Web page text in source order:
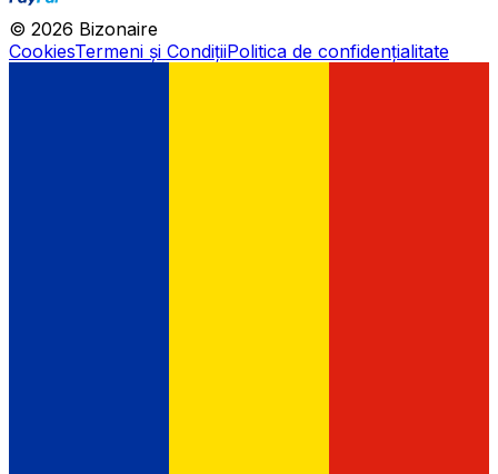
© 2026 Bizonaire
CookiesTermeni și CondițiiPolitica de confidențialitate